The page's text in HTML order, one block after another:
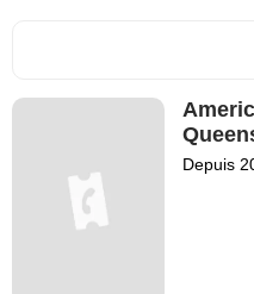
Depuis